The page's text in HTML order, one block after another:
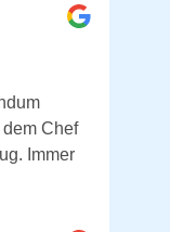
Chef
Immer